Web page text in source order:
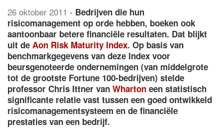
26 oktober 2011 - Bedrijven die hun
risicomanagement op orde hebben, boeken ook
aantoonbaar betere financiële resultaten. Dat blijkt
uit de Aon Risk Maturity Index. Op basis van
benchmarkgegevens van deze Index voor
beursgenoteerde ondernemingen (van middelgrote
tot de grootste Fortune 100-bedrijven) stelde
professor Chris Ittner van Wharton een statistisch
significante relatie vast tussen een goed ontwikkeld
risicomanagementsysteem en de financiële
prestaties van een bedrijf.